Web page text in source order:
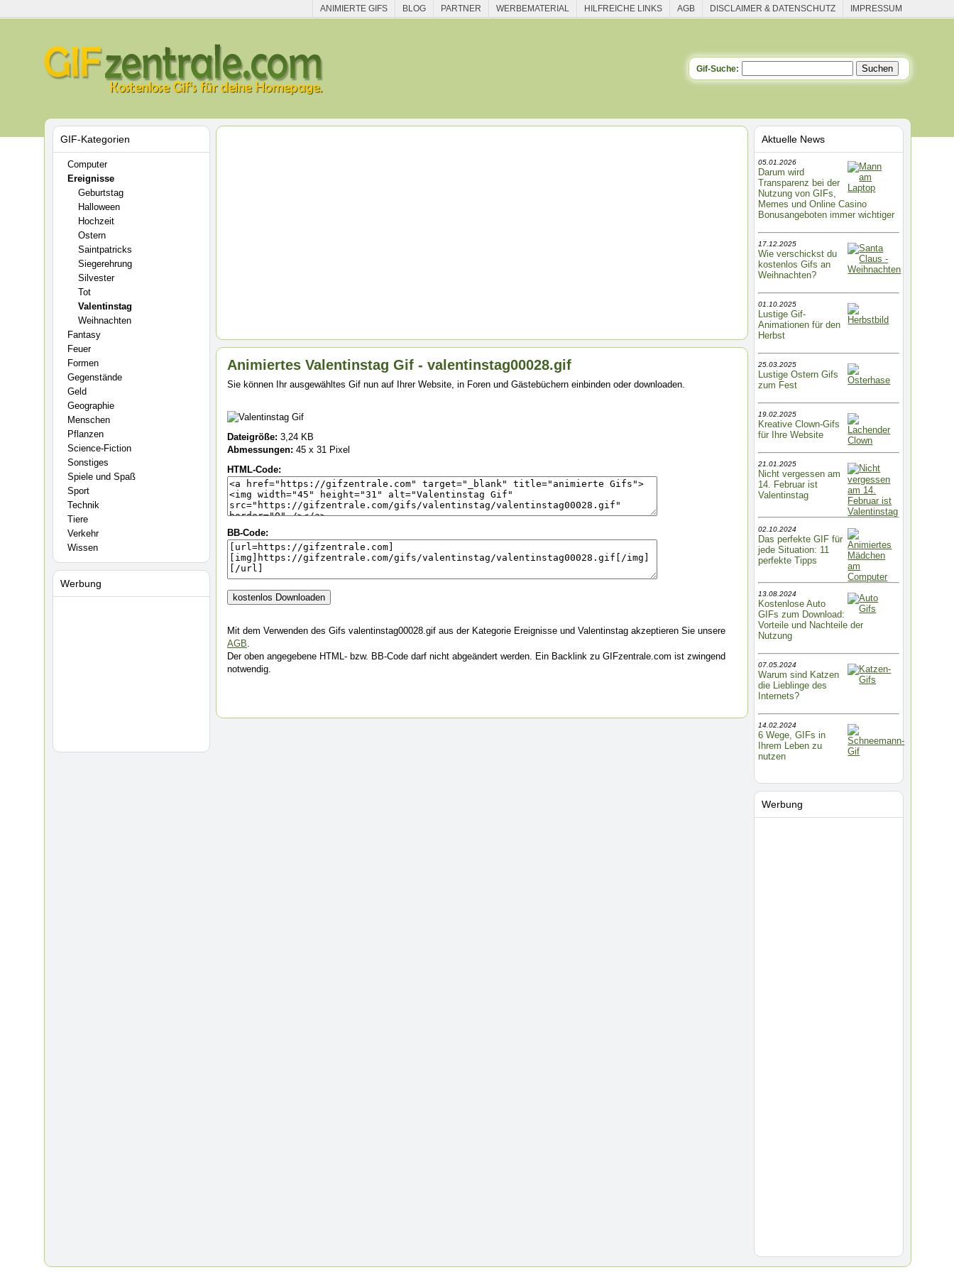
ANIMIERTE GIFS BLOG PARTNER WERBEMATERIAL HILFREICHE LINKS AGB DISCLAIMER & DATENSCHUTZ IMPRESSUM
Gif-Suche:
GIF-Kategorien
Computer
Ereignisse
Geburtstag
Halloween
Hochzeit
Ostern
Saintpatricks
Siegerehrung
Silvester
Tot
Valentinstag
Weihnachten
Fantasy
Feuer
Formen
Gegenstände
Geld
Geographie
Menschen
Pflanzen
Science-Fiction
Sonstiges
Spiele und Spaß
Sport
Technik
Tiere
Verkehr
Wissen
Werbung
Animiertes Valentinstag Gif - valentinstag00028.gif
Sie können Ihr ausgewähltes Gif nun auf Ihrer Website, in Foren und Gästebüchern einbinden oder downloaden.
Dateigröße: 3,24 KB
Abmessungen: 45 x 31 Pixel
HTML-Code:
BB-Code:
Mit dem Verwenden des Gifs valentinstag00028.gif aus der Kategorie Ereignisse und Valentinstag akzeptieren Sie unsere
AGB.
Der oben angegebene HTML- bzw. BB-Code darf nicht abgeändert werden. Ein Backlink zu GIFzentrale.com ist zwingend
notwendig.
Aktuelle News
05.01.2026
Darum wird
Transparenz bei der
Nutzung von GIFs,
Memes und Online Casino
Bonusangeboten immer wichtiger
17.12.2025
Wie verschickst du
kostenlos Gifs an
Weihnachten?
01.10.2025
Lustige Gif-
Animationen für den
Herbst
25.03.2025
Lustige Ostern Gifs
zum Fest
19.02.2025
Kreative Clown-Gifs
für Ihre Website
21.01.2025
Nicht vergessen am
14. Februar ist
Valentinstag
02.10.2024
Das perfekte GIF für
jede Situation: 11
perfekte Tipps
13.08.2024
Kostenlose Auto
GIFs zum Download:
Vorteile und Nachteile der
Nutzung
07.05.2024
Warum sind Katzen
die Lieblinge des
Internets?
14.02.2024
6 Wege, GIFs in
Ihrem Leben zu
nutzen
Werbung